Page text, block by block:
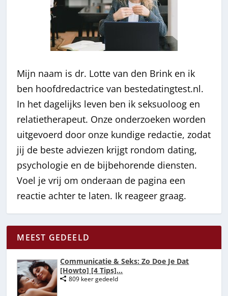
Mijn naam is dr. Lotte van den Brink en ik
ben hoofdredactrice van bestedatingtest.nl.
In het dagelijks leven ben ik seksuoloog en
relatietherapeut. Onze onderzoeken worden
uitgevoerd door onze kundige redactie, zodat
jij de beste adviezen krijgt rondom dating,
psychologie en de bijbehorende diensten.
Voel je vrij om onderaan de pagina een
reactie achter te laten. Ik reageer graag.
MEEST GEDEELD
Communicatie & Seks: Zo Doe Je Dat
[Howto] [4 Tips]...
809 keer gedeeld